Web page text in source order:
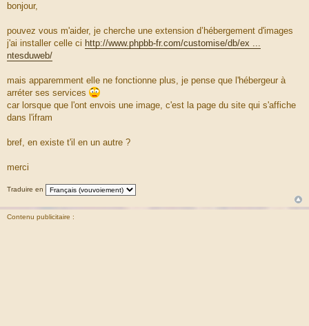
s
g
e
bonjour,
pouvez vous m'aider, je cherche une extension d’hébergement d'images
j'ai installer celle ci http://www.phpbb-fr.com/customise/db/ex ...
ntesduweb/
mais apparemment elle ne fonctionne plus, je pense que l'hébergeur à
arréter ses services
car lorsque que l'ont envois une image, c'est la page du site qui s'affiche
dans l'ifram
bref, en existe t'il en un autre ?
merci
Traduire en
Contenu publicitaire :